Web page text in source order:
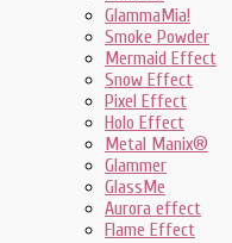
GlammaMia!
Smoke Powder
Mermaid Effect
Snow Effect
Pixel Effect
Holo Effect
Metal Manix®
Glammer
GlassMe
Aurora effect
Flame Effect